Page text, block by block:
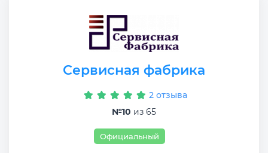
Сервисная фабрика
2 отзыва
№10 из 65
Официальный